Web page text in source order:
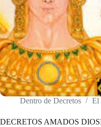
Dentro de Decretos El
DECRETOS AMADOS